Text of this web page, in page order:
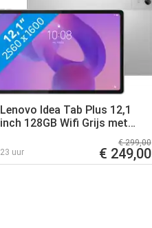
Lenovo Idea Tab Plus 12,1
inch 128GB Wifi Grijs met
23 uur
€ 299,00
€ 249,00